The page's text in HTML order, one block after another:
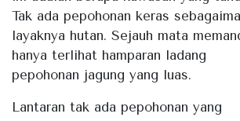
Tak ada pepohonan keras
layaknya hutan. Sejauh mata
hanya terlihat hamparan ladang
pepohonan jagung yang luas.
Lantaran tak ada pepohonan yang